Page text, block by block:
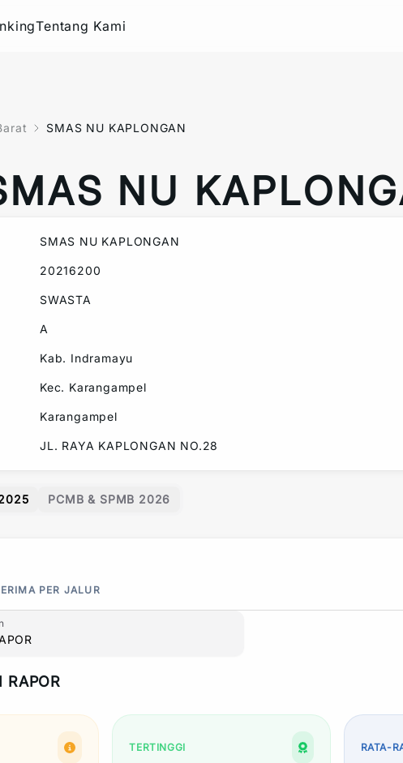
Tentang Kami
SMAS NU KAPLONGAN
NU
SMAS NU KAPLONGAN
20216200
SWASTA
A
Kab. Indramayu
Kec. Karangampel
Karangampel
JL. RAYA KAPLONGAN NO.28
PCMB & SPMB 2026
PER JALUR
RAPOR
TERTINGGI RATA-